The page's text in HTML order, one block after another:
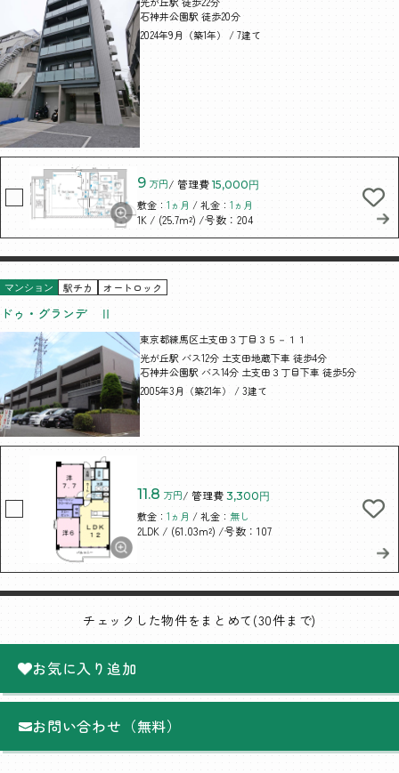
石神井公園駅 徒歩20分
2024年9月（築1年） / 7建て
9 万円/ 管理費 15,000円
敷金：1ヵ月 / 礼金：1ヵ月
1K / (25.7m²) /号数：204
マンション 駅チカ オートロック
ドゥ・グランデ Ⅱ
東京都練馬区土支田３丁目３５－１１
光が丘駅 バス12分 土支田地蔵下車 徒歩4分
石神井公園駅 バス14分 土支田３丁目下車 徒歩5分
2005年3月（築21年） / 3建て
11.8 万円/ 管理費 3,300円
敷金：1ヵ月 / 礼金： 無し
2LDK / (61.03m²) /号数：107
チェックした物件をまとめて(30件まで)
お気に入り追加
お問い合わせ（無料）